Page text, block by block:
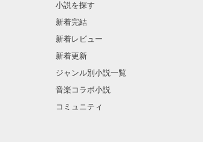
小説を探す
新着完結
新着レビュー
新着更新
ジャンル別小説一覧
音楽コラボ小説
コミュニティ